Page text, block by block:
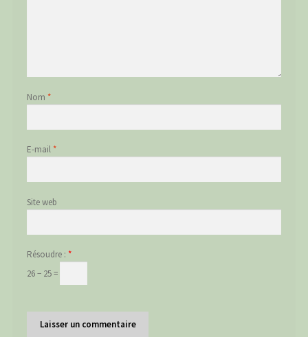
Nom *
E-mail *
Site web
Résoudre : *
26 − 25 =